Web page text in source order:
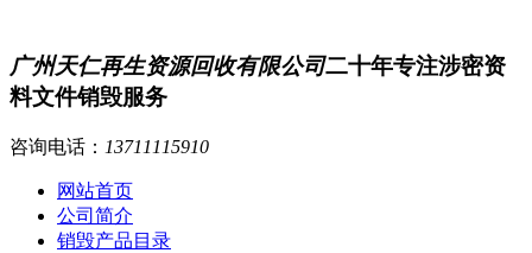
广州天仁再生资源回收有限公司二十年专注涉密资
料文件销毁服务
咨询电话： 13711115910
网站首页
公司简介
销毁产品目录